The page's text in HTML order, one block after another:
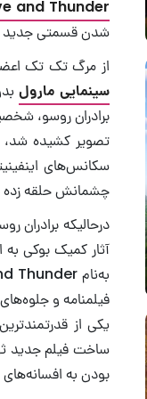
and Thunder
شدن قسمتی جدید
از مرگ تک تک
سینمایی مارول
تصویر کشیده شد،
سکانس‌های
چشمانش حلقه زده
درحالیکه برادران
فیلمنامه و
یکی از
ساخت فیلم جدید
بودن به افسانه‌های